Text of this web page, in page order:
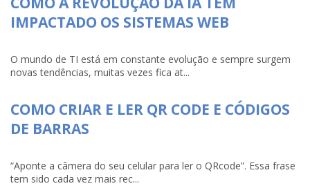
IMPACTADO OS SISTEMAS WEB
O mundo de TI está em constante evolução e sempre surgem
novas tendências, muitas vezes fica at...
COMO CRIAR E LER QR CODE E CÓDIGOS
DE BARRAS
“Aponte a câmera do seu celular para ler o QRcode”. Essa frase
tem sido cada vez mais rec...